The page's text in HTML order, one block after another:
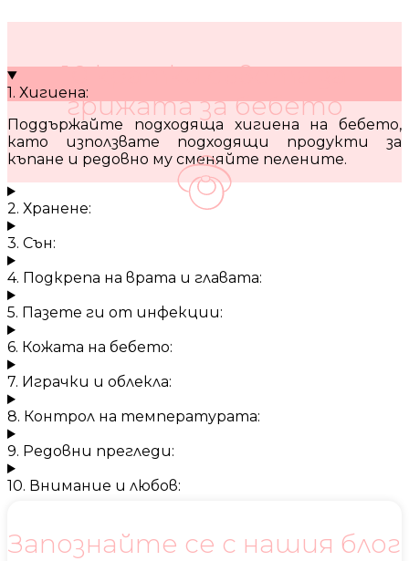
10 кратки съвета за
грижата за бебето
1. Хигиена:
Поддържайте подходяща хигиена на бебето,
като използвате подходящи продукти за
къпане и редовно му сменяйте пелените.
2. Хранене:
3. Сън:
4. Подкрепа на врата и главата:
5. Пазете ги от инфекции:
6. Кожата на бебето:
7. Играчки и облекла:
8. Контрол на температурата:
9. Редовни прегледи:
10. Внимание и любов:
Запознайте се с нашия блог